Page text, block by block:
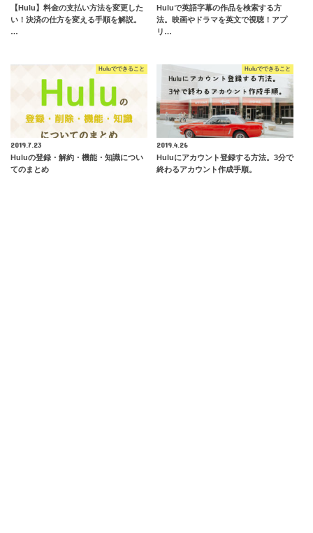
【Hulu】料金の支払い方法を変更した
い！決済の仕方を変える手順を解説。
…
Huluで英語字幕の作品を検索する方
法。映画やドラマを英文で視聴！アプ
リ…
Huluでできること
2019.7.23
Huluの登録・解約・機能・知識につい
てのまとめ
Huluでできること
2019.4.26
Huluにアカウント登録する方法。3分で
終わるアカウント作成手順。